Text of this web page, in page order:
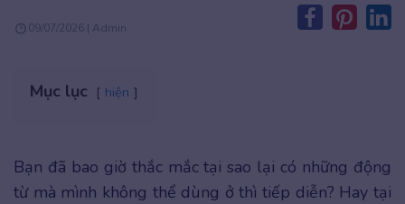
09/07/2026 | Admin
Mục lục hiện
Bạn đã bao giờ thắc mắc tại sao lại có những động
từ mà mình không thể dùng ở thì tiếp diễn? Hay tại